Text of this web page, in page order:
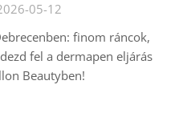
05-12
finom ráncok,
fel a dermapen eljárás
Beautyben!